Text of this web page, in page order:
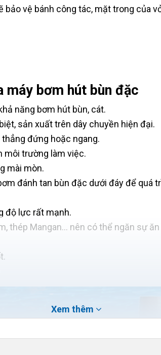
bảo vệ bánh công tác, mặt trong của
bơm hút bùn đặc
năng bơm hút bùn, cát.
sản xuất trên dây chuyền hiện đại.
đứng hoặc ngang.
môi trường làm việc.
mài mòn.
đánh tan bùn đặc dưới đáy để quá
độ lực rất mạnh.
thép Mangan... nên có thể ngăn sự
Xem thêm